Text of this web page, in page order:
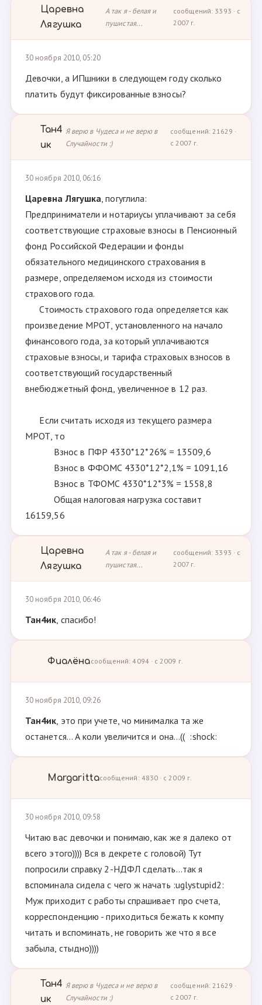
Царевна
Лягушка
А так я - белая и
пушистая...
сообщений: 3393 · с
2007 г.
30 ноября 2010, 05:20
Девочки, а ИПшники в следующем году сколько
платить будут фиксированные взносы?
Тан4
ик
Я верю в Чудеса и не верю в
Случайности :)
сообщений: 21629 ·
с 2007 г.
30 ноября 2010, 06:16
Царевна Лягушка, погуглила:
Предприниматели и нотариусы уплачивают за себя
соответствующие страховые взносы в Пенсионный
фонд Российской Федерации и фонды
обязательного медицинского страхования в
размере, определяемом исходя из стоимости
страхового года.
Стоимость страхового года определяется как
произведение МРОТ, установленного на начало
финансового года, за который уплачиваются
страховые взносы, и тарифа страховых взносов в
соответствующий государственный
внебюджетный фонд, увеличенное в 12 раз.
Если считать исходя из текущего размера
МРОТ, то
Взнос в ПФР 4330*12*26% = 13509,6
Взнос в ФФОМС 4330*12*2,1% = 1091,16
Взнос в ТФОМС 4330*12*3% = 1558,8
Общая налоговая нагрузка составит
16159,56
Царевна
Лягушка
А так я - белая и
пушистая...
сообщений: 3393 · с
2007 г.
30 ноября 2010, 06:46
Тан4ик, спасибо!
Фиалёнасообщений: 4094 · с 2009 г.
30 ноября 2010, 09:26
Тан4ик, это при учете, чо минималка та же
останется... А коли увеличится и она...(( :shock:
Margarittaсообщений: 4830 · с 2009 г.
30 ноября 2010, 09:58
Читаю вас девочки и понимаю, как же я далеко от
всего этого)))) Вся в декрете с головой) Тут
попросили справку 2-НДФЛ сделать...так я
вспоминала сидела с чего ж начать :uglystupid2:
Муж приходит с работы спрашивает про счета,
корреспонденцию - приходиться бежать к компу
читать и вспоминать, не говорить же что я все
забыла, стыдно))))
Тан4
ик
Я верю в Чудеса и не верю в
Случайности :)
сообщений: 21629 ·
с 2007 г.